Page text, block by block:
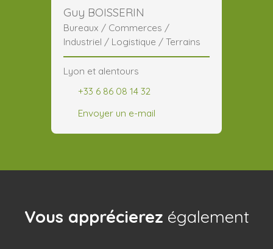
Guy BOISSERIN
Bureaux / Commerces /
Industriel / Logistique / Terrains
Lyon et alentours
+33 6 86 08 14 32
Envoyer un e-mail
Vous apprécierez également